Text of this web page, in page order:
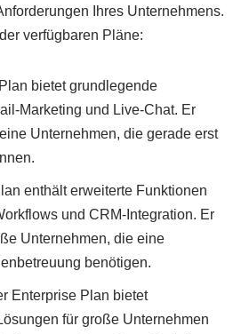
Ihres Unternehmens.
verfügbaren Pläne:
bietet grundlegende
Marketing und Live-Chat. Er
Unternehmen, die gerade erst
enthält erweiterte Funktionen
und CRM-Integration. Er
Unternehmen, die eine
benötigen.
Enterprise Plan bietet
für große Unternehmen